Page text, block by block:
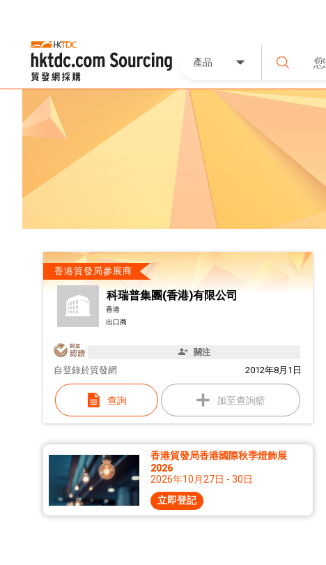
產品
香港貿發局參展商
科瑞普集團(香港)有限公司
香港
出口商
關注
自 2012年8月1日
登錄於貿發網
查詢 加至查詢籃
香港貿發局香港國際秋季燈飾展
2026
2026年10月27日 - 30日
立即登記